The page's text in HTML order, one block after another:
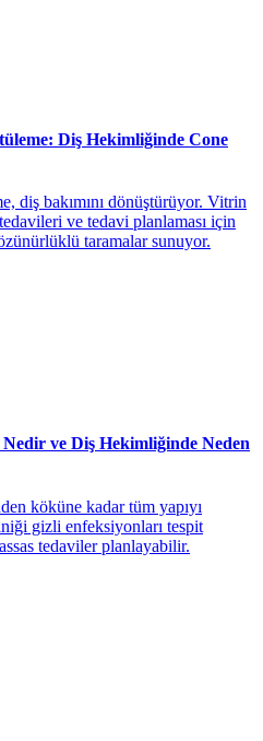
Diş Hekimliğinde Cone
diş bakımını dönüştürüyor. Vitrin
ve tedavi planlaması için
taramalar sunuyor.
ve Diş Hekimliğinde Neden
köküne kadar tüm yapıyı
gizli enfeksiyonları tespit
tedaviler planlayabilir.